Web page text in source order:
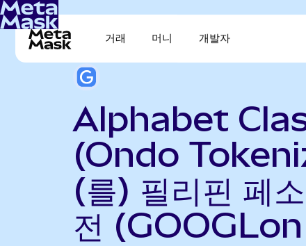
거래 머니 개발자
Alphabet
(Ondo
(를) 필리핀 페
전